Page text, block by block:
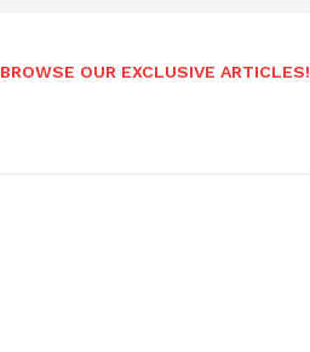
BROWSE OUR EXCLUSIVE ARTICLES!